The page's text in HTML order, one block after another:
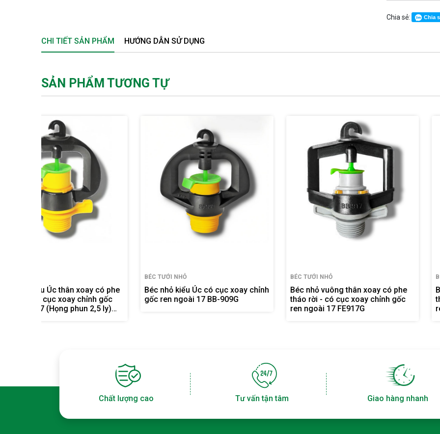
Chia sẻ: Chia
CHI TIẾT SẢN PHẨM HƯỚNG DẪN SỬ DỤNG
SẢN PHẨM TƯƠNG TỰ
Béc nhỏ kiểu Úc có cục xoay chỉnh
gốc ren ngoài 17 BB-909G
Béc nhỏ vuông thân xoay có phe
tháo rời - có cục xoay chỉnh gốc
Béc nhỏ bọc inox thân
tháo rời - có cục xoay
ren ngoài 17 FE903G
Chất lượng cao Tư vấn tận tâm Giao hàng nhanh